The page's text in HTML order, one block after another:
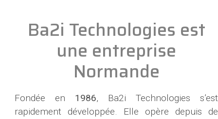
Ba2i Technologies est
une entreprise
Normande
Fondée en 1986, Ba2i Technologies s’est
rapidement développée. Elle opère depuis de